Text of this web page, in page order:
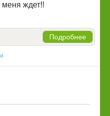
ждет!!
Подробнее